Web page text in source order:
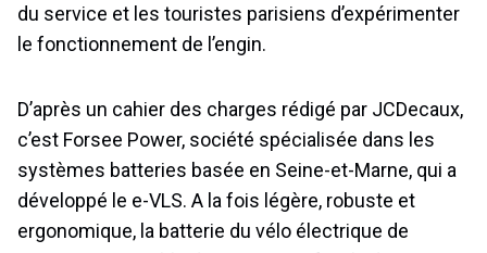
du service et les touristes parisiens d’expérimenter
le fonctionnement de l’engin.
D’après un cahier des charges rédigé par JCDecaux,
c’est Forsee Power, société spécialisée dans les
systèmes batteries basée en Seine-et-Marne, qui a
développé le e-VLS. A la fois légère, robuste et
ergonomique, la batterie du vélo électrique de